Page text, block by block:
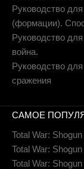
Руководство
(формации).
Руководство
война.
Руководство
сражения
САМОЕ
Total War:
Total War:
Total War: